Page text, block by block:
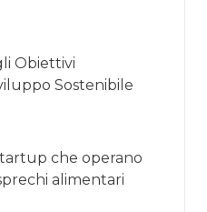
Obiettivi
Sostenibile
che operano
alimentari